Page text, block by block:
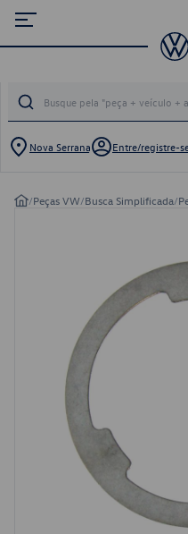
Nova Serrana Entre/registre-
/Peças VW/Busca Simplificada/